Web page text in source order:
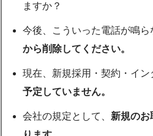
ますか？
今後、こういった電話が鳴ら
から削除してください。
現在、新規採用・契約・イ
予定していません。
会社の規定として、 新規のお